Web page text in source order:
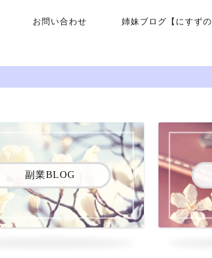
お問い合わせ 姉妹ブログ【にすずの
副業BLOG